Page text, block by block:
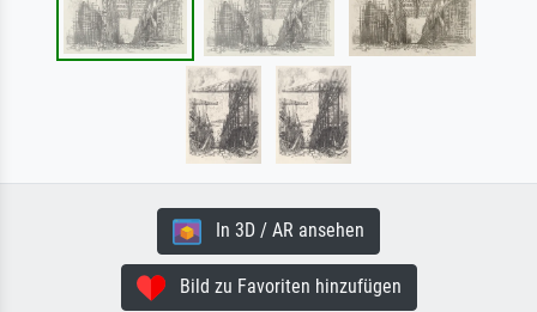
In 3D / AR ansehen
Bild zu Favoriten hinzufügen